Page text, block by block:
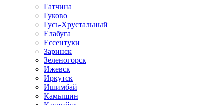
Гатчина
Гуково
Гусь-Хрустальный
Елабуга
Ессентуки
Заринск
Зеленогорск
Ижевск
Иркутск
Ишимбай
Камышин